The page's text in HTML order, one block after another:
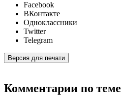
Facebook
ВКонтакте
Одноклассники
Twitter
Telegram
Версия для печати
Комментарии по теме